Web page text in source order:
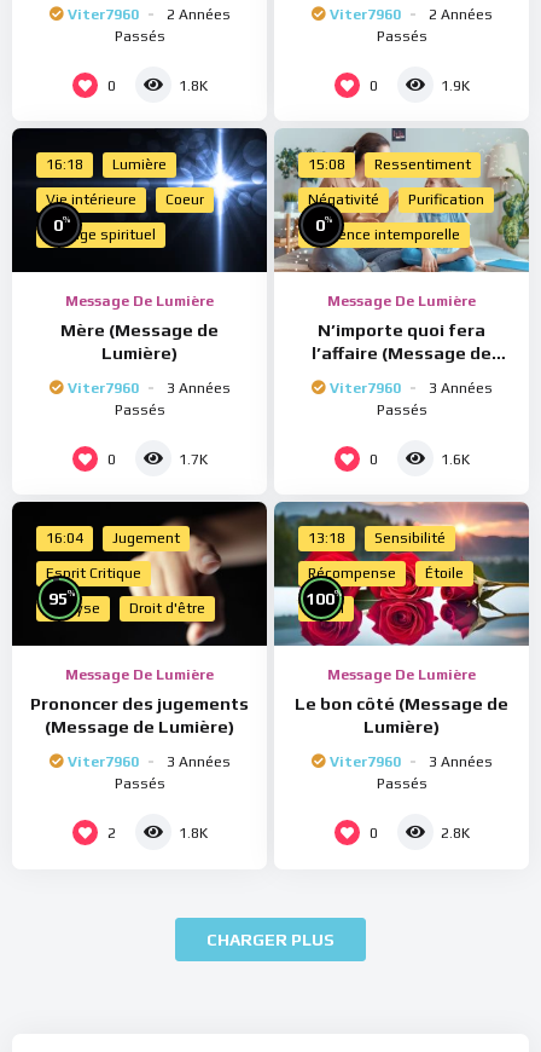
Viter7960
2 Années
Passés
0 1.8K
Viter7960
2 Années
Passés
0 1.9K
16:18 Lumière
Vie intérieure Coeur
Voyage spirituel
0%
Message De Lumière
Mère (Message de
Lumière)
Viter7960
3 Années
Passés
0 1.7K
15:08 Ressentiment
Négativité Purification
Présence intemporelle
0%
Message De Lumière
N’importe quoi fera
l’affaire (Message de
Viter7960
3 Années
Passés
0 1.6K
16:04 Jugement
Esprit Critique
Analyse Droit d'être
95%
Message De Lumière
Prononcer des jugements
(Message de Lumière)
Viter7960
3 Années
Passés
2 1.8K
13:18 Sensibilité
Récompense Étoile
Merci
100%
Message De Lumière
Le bon côté (Message de
Lumière)
Viter7960
3 Années
Passés
0 2.8K
CHARGER PLUS